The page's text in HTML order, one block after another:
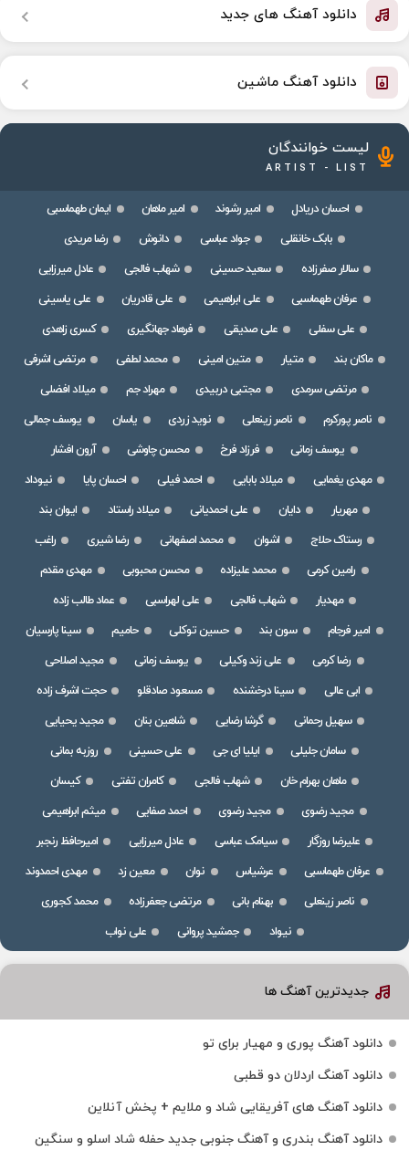
دانلود آهنگ های جدید
دانلود آهنگ ماشین
لیست خوانندگان
ARTIST - LIST
احسان دریادل امیر رشوند امیر ماهان
ایمان طهماسبی
بابک خانقلی
جواد عباسی دانوش
رضا مریدی
سالار صفرزاده
سعید حسینی شهاب فالجی
عادل میرزایی
عرفان طهماسبی
علی ابراهیمی علی قادریان
علی یاسینی
علی سفلی
علی صدیقی فرهاد جهانگیری
کسری زاهدی
ماکان بند
متیار متین امینی محمد لطفی
مرتضی اشرفی
مرتضی سرمدی
مجتبی دربیدی مهراد جم
میلاد افضلی
ناصر پورکرم
ناصر زینعلی نوید زردی یاسان
یوسف جمالی
یوسف زمانی
فرزاد فرخ محسن چاوشی
آرون افشار
مهدی یغمایی
میلاد بابایی احمد فیلی احسان پایا
نیوداد
مهریار
دایان علی احمدیانی میلاد راستاد
ایوان بند
رستاک حلاج
اشوان محمد اصفهانی رضا شیری
راغب
رامین کرمی
محمد علیزاده محسن محبوبی
مهدی مقدم
مهدیار
شهاب فالجی علی لهراسبی
عماد طالب زاده
امیر فرجام
سون بند حسین توکلی حامیم
سینا پارسیان
رضا کرمی
علی زند وکیلی یوسف زمانی
مجید اصلاحی
ابی عالی
سینا درخشنده مسعود صادقلو
حجت اشرف زاده
سهیل رحمانی
گرشا رضایی شاهین بنان
مجید یحیایی
سامان جلیلی
ایلیا ای جی علی حسینی
روزبه بمانی
ماهان بهرام خان
شهاب فالجی کامران تفتی
کیسان
مجید رضوی
مجید رضوی احمد صفایی
میثم ابراهیمی
علیرضا روزگار
سیامک عباسی عادل میرزایی
امیرحافظ رنجبر
عرفان طهماسبی
عرشیاس نوان معین زد
مهدی احمدوند
ناصر زینعلی
بهنام بانی مرتضی جعفرزاده
محمد کجوری
نیواد
جمشید پروانی علی نواب
جدیدترین آهنگ ها
دانلود آهنگ پوری و مهیار برای تو
دانلود آهنگ اردلان دو قطبی
دانلود آهنگ های آفریقایی شاد و ملایم + پخش آنلاین
دانلود آهنگ بندری و آهنگ جنوبی جدید حفله شاد اسلو و سنگین